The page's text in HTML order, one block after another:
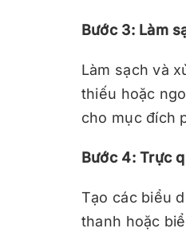
Bước 3: Làm
Làm sạch và
thiếu hoặc
cho mục đích
Bước 4: Trực
Tạo các biểu
thanh hoặc